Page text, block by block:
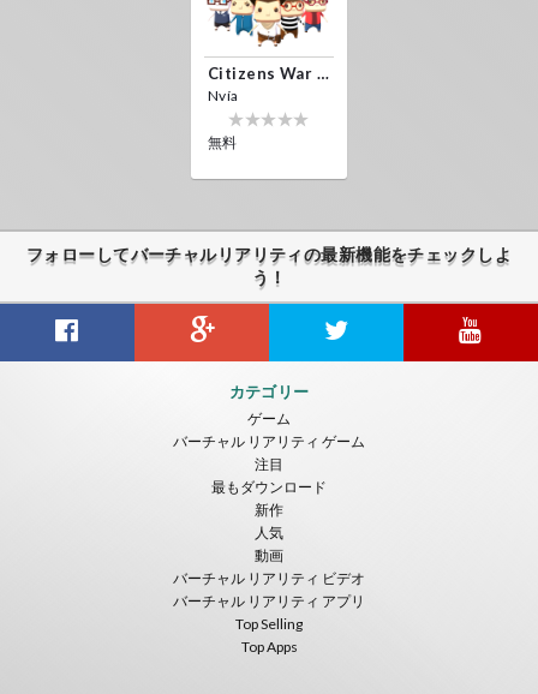
Citizens War VR
Nvía
無料
フォローしてバーチャルリアリティの最新機能をチェックしよ
う！
カテゴリー
ゲーム
バーチャル リアリティ ゲーム
注目
最もダウンロード
新作
人気
動画
バーチャル リアリティ ビデオ
バーチャル リアリティ アプリ
Top Selling
Top Apps